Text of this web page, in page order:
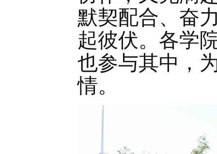
默契配合、奋
起彼伏。各学
也参与其中，
情。